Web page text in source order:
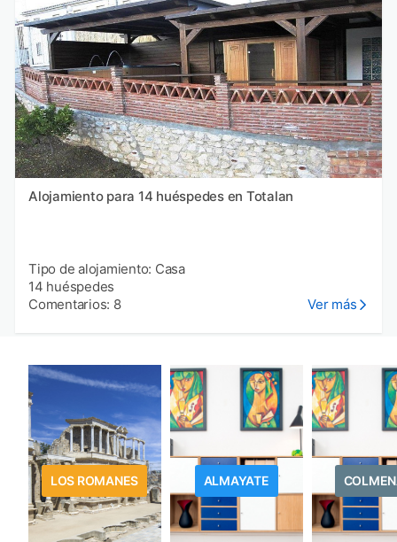
Alojamiento para 14 huéspedes en Totalan
Tipo de alojamiento: Casa
14 huéspedes
Comentarios: 8
Ver más
LOS ROMANES ALMAYATE